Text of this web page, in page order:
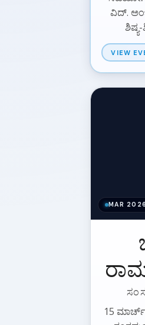
ವಿದ್.
VIEW
MAR 2026
15 ಮಾರ್ಚ್